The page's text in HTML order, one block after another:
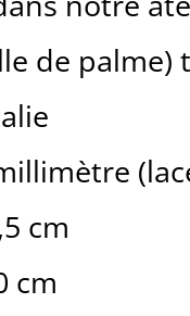
de palme)
cm
cm